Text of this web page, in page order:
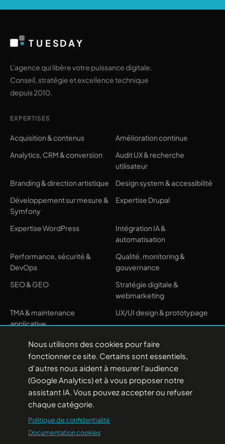
Nous utilisons des cookies pour faire
fonctionner ce site. Certains sont essentiels,
d'autres nous aident à mesurer l'audience
(Google Analytics) et à vous proposer notre
assistant IA. Vous pouvez accepter ou refuser
chaque catégorie.
Politique de confidentialité
Documentation cookies
T U E SDAY
L'agence qui libère votre puissance digitale.
Conseil, stratégie et excellence technique
depuis 2010.
EXPERTISES
Acquisition & contenus
Amélioration continue
Analytics, CRM & conversion
Audit UX & recherche
utilisateur
Branding & direction artistique
Design system & accessibilité
Développement sur mesure &
Symfony
Expertise Drupal
Expertise WordPress
Intégration IA &
automatisation
Performance, sécurité &
DevOps
Qualité, monitoring &
gouvernance
SEO & GEO
Stratégie digitale &
webmarketing
TMA & maintenance
applicative
UX/UI design & prototypage
AGENCE
Le modèle
L'équipe
Nos engagements
Contact
RESSOURCES